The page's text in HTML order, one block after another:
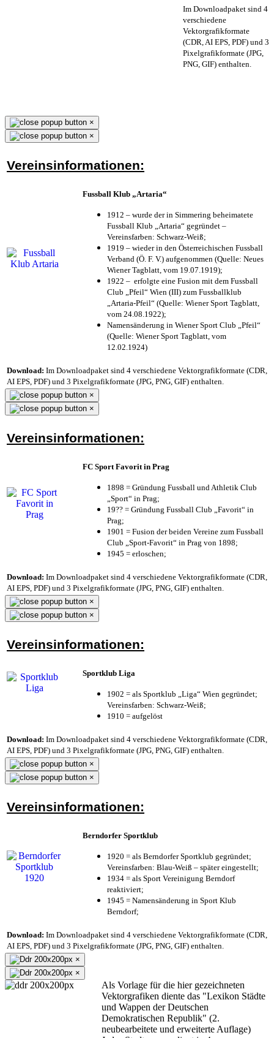
Im Downloadpaket sind 4
verschiedene
Vektorgrafikformate
(CDR, AI EPS, PDF) und 3
Pixelgrafikformate (JPG,
PNG, GIF) enthalten.
×
×
Vereinsinformationen:
Fussball Klub „Artaria“
1912 – wurde der in Simmering beheimatete
Fussball Klub „Artaria“ gegründet –
Vereinsfarben: Schwarz-Weiß;
1919 – wieder in den Österreichischen Fussball
Verband (Ö. F. V.) aufgenommen (Quelle: Neues
Wiener Tagblatt, vom 19.07.1919);
1922 – erfolgte eine Fusion mit dem Fussball
Club „Pfeil“ Wien (III) zum Fussballklub
„Artaria-Pfeil“ (Quelle: Wiener Sport Tagblatt,
vom 24.08.1922);
Namensänderung in Wiener Sport Club „Pfeil“
(Quelle: Wiener Sport Tagblatt, vom
12.02.1924)
Download: Im Downloadpaket sind 4 verschiedene Vektorgrafikformate (CDR,
AI EPS, PDF) und 3 Pixelgrafikformate (JPG, PNG, GIF) enthalten.
×
×
Vereinsinformationen:
FC Sport Favorit in Prag
1898 = Gründung Fussball und Athletik Club
„Sport“ in Prag;
19?? = Gründung Fussball Club „Favorit“ in
Prag;
1901 = Fusion der beiden Vereine zum Fussball
Club „Sport-Favorit“ in Prag von 1898;
1945 = erloschen;
Download: Im Downloadpaket sind 4 verschiedene Vektorgrafikformate (CDR,
AI EPS, PDF) und 3 Pixelgrafikformate (JPG, PNG, GIF) enthalten.
×
×
Vereinsinformationen:
Sportklub Liga
1902 = als Sportklub „Liga“ Wien gegründet;
Vereinsfarben: Schwarz-Weiß;
1910 = aufgelöst
Download: Im Downloadpaket sind 4 verschiedene Vektorgrafikformate (CDR,
AI EPS, PDF) und 3 Pixelgrafikformate (JPG, PNG, GIF) enthalten.
×
×
Vereinsinformationen:
Berndorfer Sportklub
1920 = als Berndorfer Sportklub gegründet;
Vereinsfarben: Blau-Weiß – später eingestellt;
1934 = als Sport Vereinigung Berndorf
reaktiviert;
1945 = Namensänderung in Sport Klub
Berndorf;
Download: Im Downloadpaket sind 4 verschiedene Vektorgrafikformate (CDR,
AI EPS, PDF) und 3 Pixelgrafikformate (JPG, PNG, GIF) enthalten.
×
×
Als Vorlage für die hier gezeichneten
Vektorgrafiken diente das "Lexikon Städte
und Wappen der Deutschen
Demokratischen Republik" (2.
neubearbeitete und erweiterte Auflage)